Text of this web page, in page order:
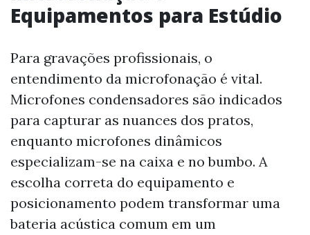
Equipamentos para Estúdio
Para gravações profissionais, o
entendimento da microfonação é vital.
Microfones condensadores são indicados
para capturar as nuances dos pratos,
enquanto microfones dinâmicos
especializam-se na caixa e no bumbo. A
escolha correta do equipamento e
posicionamento podem transformar uma
bateria acústica comum em um